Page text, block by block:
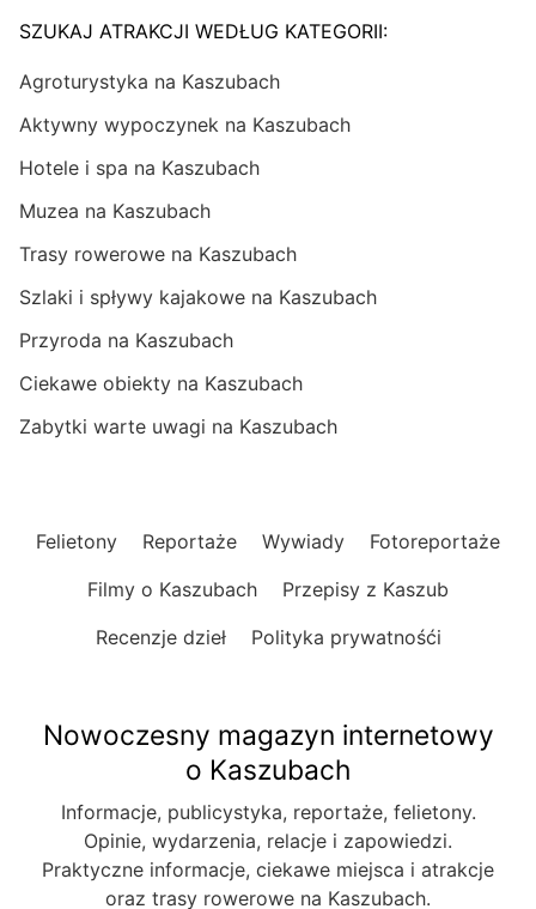
SZUKAJ ATRAKCJI WEDŁUG KATEGORII:
Agroturystyka na Kaszubach
Aktywny wypoczynek na Kaszubach
Hotele i spa na Kaszubach
Muzea na Kaszubach
Trasy rowerowe na Kaszubach
Szlaki i spływy kajakowe na Kaszubach
Przyroda na Kaszubach
Ciekawe obiekty na Kaszubach
Zabytki warte uwagi na Kaszubach
Felietony Reportaże Wywiady
Fotoreportaże
Filmy o Kaszubach
Przepisy z Kaszub
Recenzje dzieł
Polityka prywatnośći
Nowoczesny magazyn internetowy
o Kaszubach
Informacje, publicystyka, reportaże, felietony.
Opinie, wydarzenia, relacje i zapowiedzi.
Praktyczne informacje, ciekawe miejsca i atrakcje
oraz trasy rowerowe na Kaszubach.